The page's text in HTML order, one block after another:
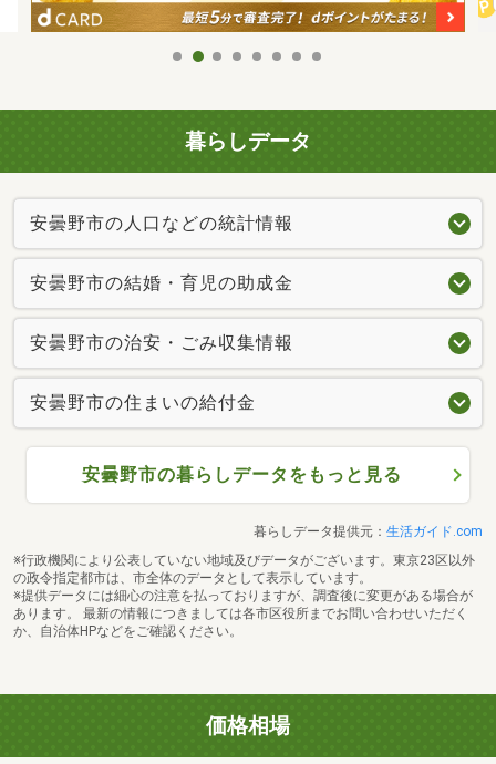
暮らしデータ
安曇野市の人口などの統計情報
安曇野市の結婚・育児の助成金
安曇野市の治安・ごみ収集情報
安曇野市の住まいの給付金
安曇野市の暮らしデータをもっと見る
暮らしデータ提供元： 生活ガイド.com
※行政機関により公表していない地域及びデータがございます。東京23区以外
の政令指定都市は、市全体のデータとして表示しています。
※提供データには細心の注意を払っておりますが、調査後に変更がある場合が
あります。 最新の情報につきましては各市区役所までお問い合わせいただく
か、自治体HPなどをご確認ください。
価格相場